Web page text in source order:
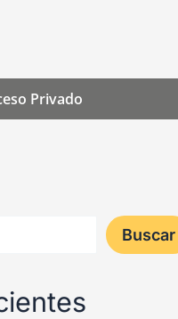
Privado
Buscar